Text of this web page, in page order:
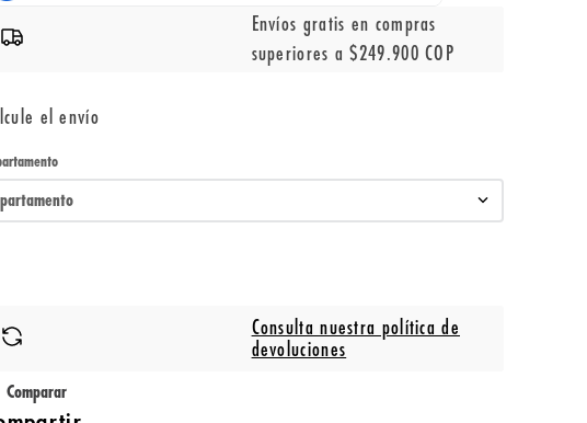
Envíos gratis en compras
superiores a $249.900 COP
el envío
Consulta nuestra política de
devoluciones
Comparar